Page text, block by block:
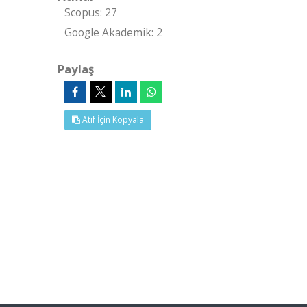
Scopus: 27
Google Akademik: 2
Paylaş
Atıf İçin Kopyala